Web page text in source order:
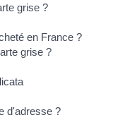
grise ?
en France ?
grise ?
d'adresse ?